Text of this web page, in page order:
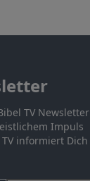
TV Newsletter
Impuls
informiert Dich